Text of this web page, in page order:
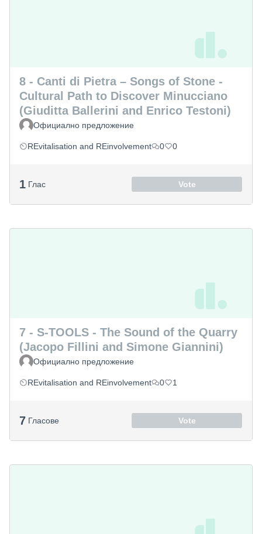
8 - Canti di Pietra – Songs of Stone -
Cultural Path to Discover Minucciano
(Giuditta Ballerini and Enrico Testoni)
Официално предложение
REvitalisation and REinvolvement 0 0
1 Глас Vote
7 - S-TOOLS - The Sound of the Quarry
(Jacopo Fillini and Simone Giannini)
Официално предложение
REvitalisation and REinvolvement 0 1
7 Гласове Vote